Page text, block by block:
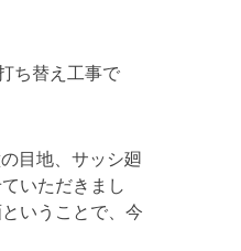
ち替え工事で
目地、サッシ廻
いただきまし
いうことで、今